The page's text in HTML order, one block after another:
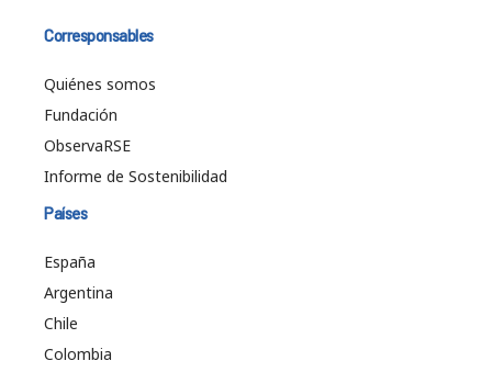
Corresponsables
Quiénes somos
Fundación
ObservaRSE
Informe de Sostenibilidad
Países
España
Argentina
Chile
Colombia